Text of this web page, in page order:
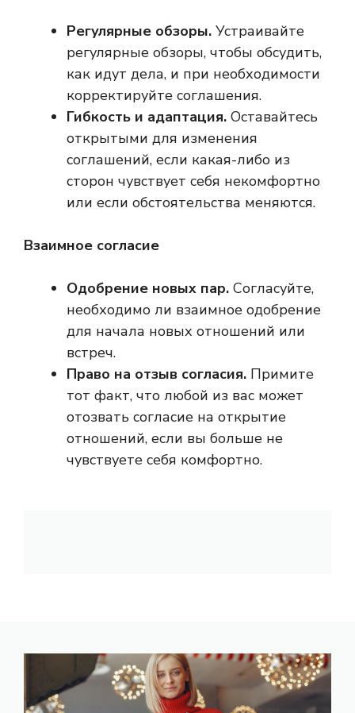
Регулярные обзоры. Устраивайте
регулярные обзоры, чтобы обсудить,
как идут дела, и при необходимости
корректируйте соглашения.
Гибкость и адаптация. Оставайтесь
открытыми для изменения
соглашений, если какая-либо из
сторон чувствует себя некомфортно
или если обстоятельства меняются.
Взаимное согласие
Одобрение новых пар. Согласуйте,
необходимо ли взаимное одобрение
для начала новых отношений или
встреч.
Право на отзыв согласия. Примите
тот факт, что любой из вас может
отозвать согласие на открытие
отношений, если вы больше не
чувствуете себя комфортно.